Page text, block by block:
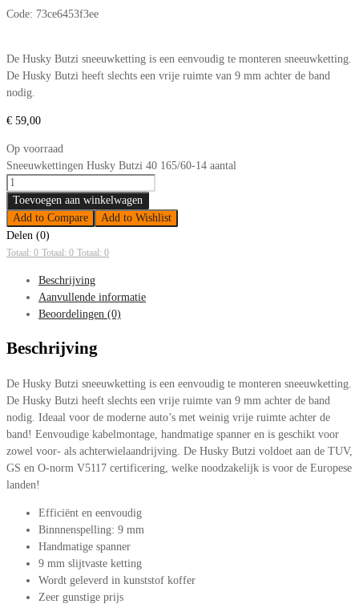
Code: 73ce6453f3ee
De Husky Butzi sneeuwketting is een eenvoudig te monteren sneeuwketting.
De Husky Butzi heeft slechts een vrije ruimte van 9 mm achter de band
nodig.
€ 59,00
Op voorraad
Sneeuwkettingen Husky Butzi 40 165/60-14 aantal
Toevoegen aan winkelwagen
Add to Compare
Add to Wishlist
Delen (0)
Totaal: 0 Totaal: 0 Totaal: 0
Beschrijving
Aanvullende informatie
Beoordelingen (0)
Beschrijving
De Husky Butzi sneeuwketting is een eenvoudig te monteren sneeuwketting.
De Husky Butzi heeft slechts een vrije ruimte van 9 mm achter de band
nodig. Ideaal voor de moderne auto’s met weinig vrije ruimte achter de
band! Eenvoudige kabelmontage, handmatige spanner en is geschikt voor
zowel voor- als achterwielaandrijving. De Husky Butzi voldoet aan de TUV,
GS en O-norm V5117 certificering, welke noodzakelijk is voor de Europese
landen!
Efficiënt en eenvoudig
Binnnenspelling: 9 mm
Handmatige spanner
9 mm slijtvaste ketting
Wordt geleverd in kunststof koffer
Zeer gunstige prijs